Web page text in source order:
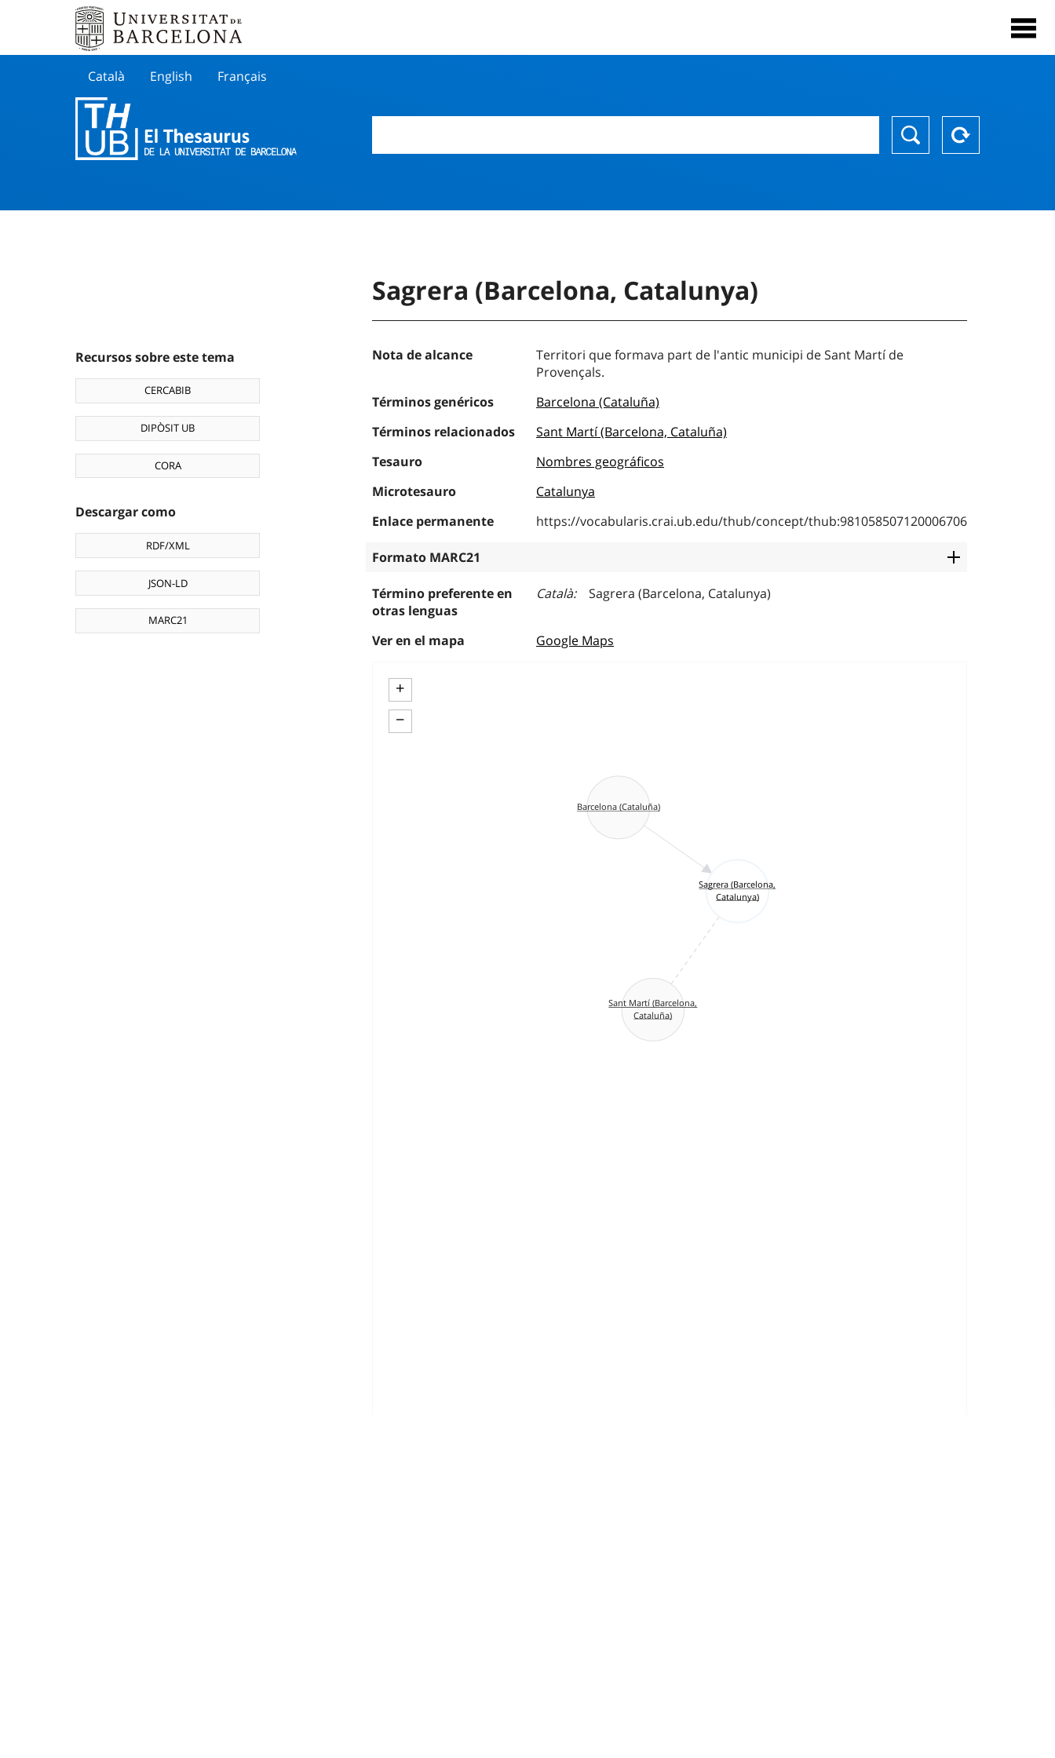
Català English Français
Recursos sobre este tema
CERCABIB
DIPÒSIT UB
CORA
Descargar como
RDF/XML
JSON-LD
MARC21
Sagrera (Barcelona, Catalunya)
Nota de alcance
Territori que formava part de l'antic municipi de Sant Martí de
Provençals.
Términos genéricos
Barcelona (Cataluña)
Términos relacionados
Sant Martí (Barcelona, Cataluña)
Tesauro
Nombres geográficos
Microtesauro
Catalunya
Enlace permanente
https://vocabularis.crai.ub.edu/thub/concept/thub:981058507120006706
Formato MARC21
Término preferente en
otras lenguas
Català Sagrera (Barcelona, Catalunya)
Ver en el mapa Google Maps
+
−
Sagrera (Barcelona,
Catalunya)
Sant Martí (Barcelona,
Cataluña)
Barcelona (Cataluña)